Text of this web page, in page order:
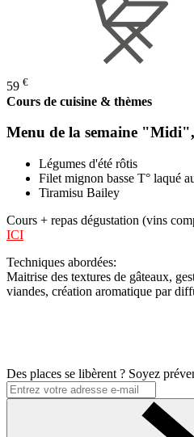
59 €
Cours de cuisine & thèmes
Menu de la semaine
Légumes d'été rôtis
Filet mignon basse T° laqué
Tiramisu Bailey
Cours + repas dégustation (vins
ICI
Techniques abordées:
Maitrise des textures de gâteaux,
viandes, création aromatique par
Des places se libèrent ? Soyez